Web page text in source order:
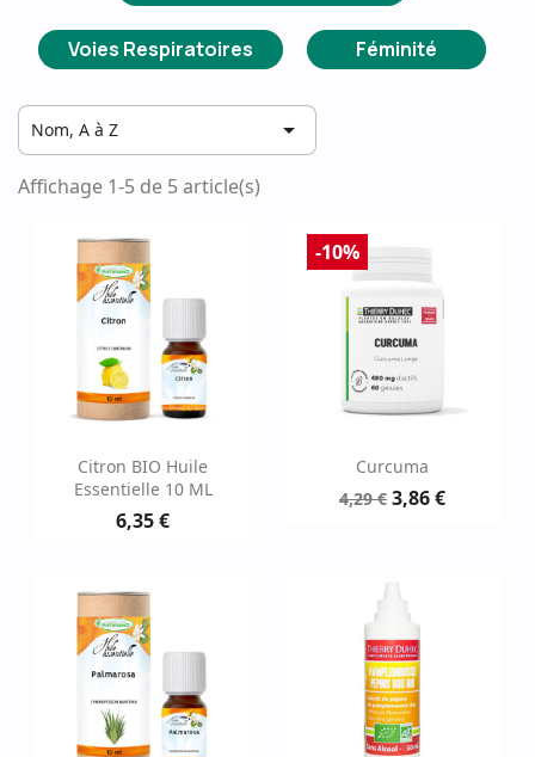
Voies Respiratoires Féminité
Nom, A à Z 
Affichage 1-5 de 5 article(s)
Citron BIO Huile
Essentielle 10 ML
6,35 €
Curcuma
4,29 € 3,86 €
-10%